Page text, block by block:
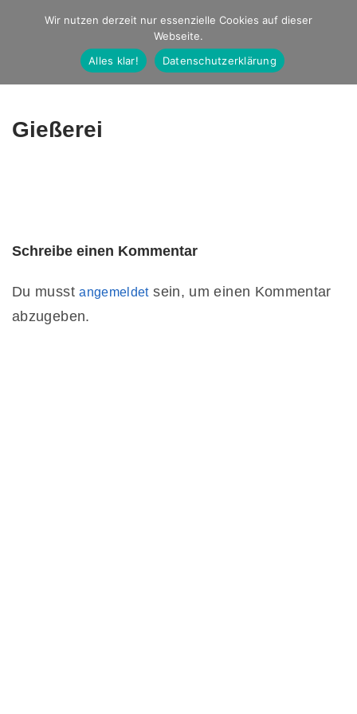
Studio Ernst
Fotografie
Gießerei
Schreibe einen Kommentar
Du musstangemeldetsein, um einen Kommentar
abzugeben.
Wir nutzen derzeit nur essenzielle Cookies auf dieser
Webseite.
Alles klar!
Datenschutzerklärung